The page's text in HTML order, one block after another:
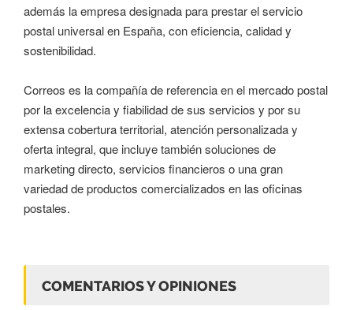
además la empresa designada para prestar el servicio
postal universal en España, con eficiencia, calidad y
sostenibilidad.
Correos es la compañía de referencia en el mercado postal
por la excelencia y fiabilidad de sus servicios y por su
extensa cobertura territorial, atención personalizada y
oferta integral, que incluye también soluciones de
marketing directo, servicios financieros o una gran
variedad de productos comercializados en las oficinas
postales.
COMENTARIOS Y OPINIONES